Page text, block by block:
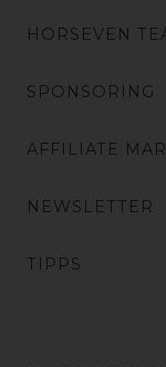
HORSEVEN
SPONSORING
AFFILIATE
NEWSLETTER
TIPPS